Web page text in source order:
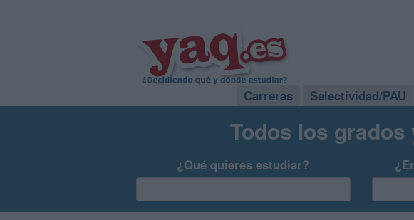
Carreras Selectividad/PAU
Todos los
¿Qué quieres estudiar?